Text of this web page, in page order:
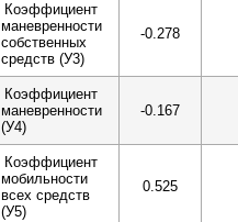
Коэффициент
маневренности
собственных
средств (У3)
-0.278
Коэффициент
маневренности
(У4)
-0.167
Коэффициент
мобильности
всех средств
(У5)
0.525